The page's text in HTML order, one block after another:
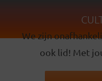
We zijn
ook lid! Met